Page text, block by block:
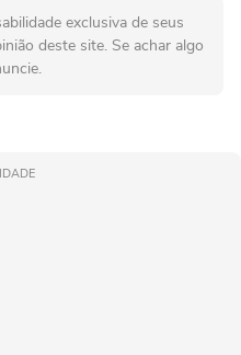
exclusiva de seus
deste site. Se achar algo